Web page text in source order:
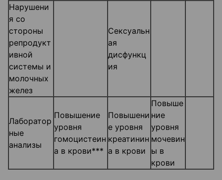
Нарушени
я со
стороны
репродукт
ивной
системы и
молочных
желез
Сексуальн
ая
дисфункц
ия
Лаборатор
ные
анализы
Повышение
уровня
гомоцистеин
а в крови***
Повышени
е уровня
креатинин
а в крови
Повыше
ние
уровня
мочевин
ы в
крови